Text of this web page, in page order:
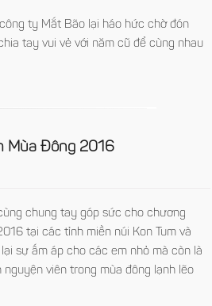
ty Mắt Bão lại háo hức chờ đón
tay vui vẻ với năm cũ để cùng nhau
Mùa Đông 2016
chung tay góp sức cho chương
tại các tỉnh miền núi Kon Tum và
sự ấm áp cho các em nhỏ mà còn là
viên trong mùa đông lạnh lẽo